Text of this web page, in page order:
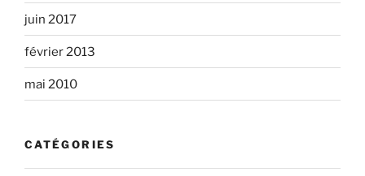
juin 2017
février 2013
mai 2010
CATÉGORIES